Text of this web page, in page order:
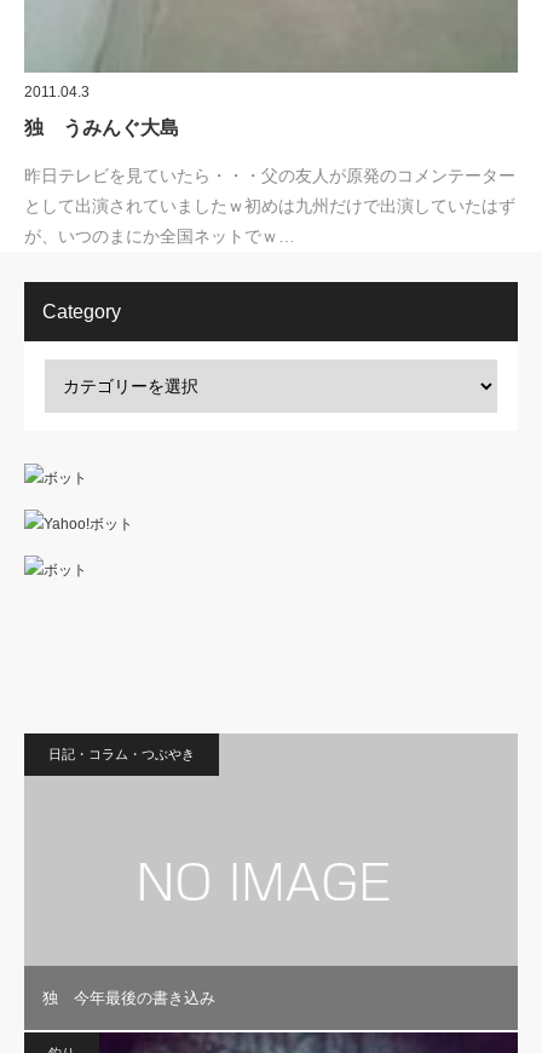
2011.04.3
独 うみんぐ大島
昨日テレビを見ていたら・・・父の友人が原発のコメンテーター
として出演されていましたｗ初めは九州だけで出演していたはず
が、いつのまにか全国ネットでｗ…
Category
日記・コラム・つぶやき
独 今年最後の書き込み